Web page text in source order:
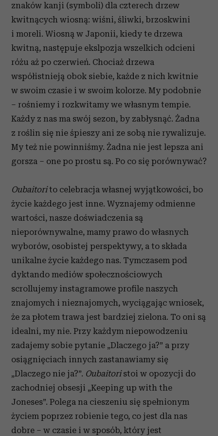
znaków kanji (symboli) dla czterech drzew
kwitnących wiosną: wiśni, śliwki, brzoskwini
i moreli. Wiosną w Japonii, kiedy te drzewa
kwitną, następuje ekslpozja wszelkich odcieni
różu aż po czerwień. Chociaż drzewa
współistnieją obok siebie, każde z nich kwitnie
w swoim czasie i w swoim kolorze. My podobnie
– rośniemy i rozkwitamy we własnym tempie.
Każdy z nas ma swój sezon, by zabłysnąć. Żadna
z roślin się nie śpieszy ani ze sobą nie rywalizuje.
My też nie powinniśmy. Żadna nie jest lepsza ani
gorsza – one po prostu są. Po co się porównywać?
Oubaitorito celebracja własnej wyjątkowości, bo
życie każdego jest inne. Wyznajemy odmienne
wartości, nasze doświadczenia są
nieporównywalne, mamy prawo do własnych
wyborów, osobistej perspektywy, a to składa
unikalne życie każdego nas. Tymczasem pod
dyktando mediów społecznościowych
scrollujemy instagramowe profile naszych
znajomych i nieznajomych, wyciągając wniosek,
że za płotem trawa jest bardziej zielona. To oni są
idealni, my nie. Przy każdym niepowodzeniu
zadajemy sobie pytanie „Dlaczego ja?” a przy
osiągnięciach innych zastanawiamy się
„Dlaczego nie ja?”. Oubaitoristoi w opozycji do
zachodniej obsesji „Keeping up with the
Joneses”. Polega na cieszeniu się spełnionym
życiem poprzez robienie tego, co jest dla nas
dobre – w czasie i w sposób, który jest